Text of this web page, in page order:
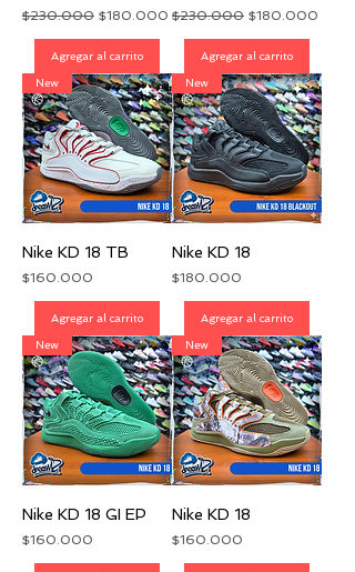
Precio
$230.000 Precio de oferta
$180.000
Agregar al carrito
Precio
$230.000 Precio de oferta
$180.000
Agregar al carrito
New
Nike KD 18 TB
Precio
$160.000
Agregar al carrito
New
Nike KD 18
Precio
$180.000
Agregar al carrito
New
Nike KD 18 GI EP
Precio
$160.000
New
Nike KD 18
Precio
$160.000